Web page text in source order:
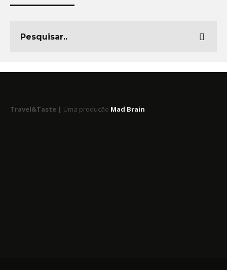
Travel&Taste | Uma produção Mad Brain